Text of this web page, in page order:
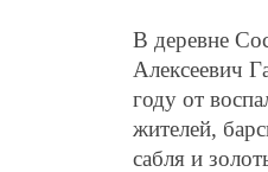
В деревне
Алексеевич
году от
жителей,
сабля и